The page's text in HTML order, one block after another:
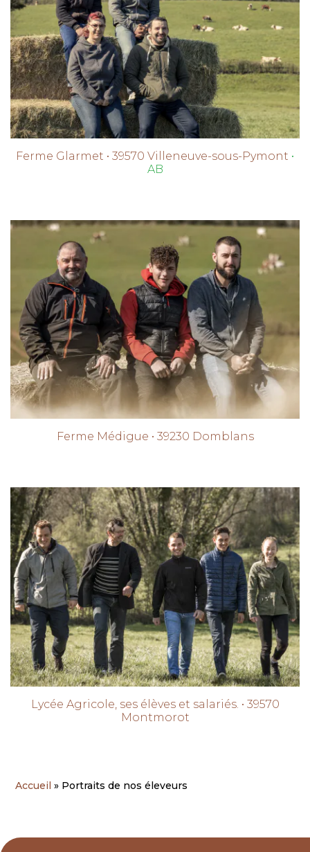
Ferme Glarmet • 39570 Villeneuve-sous-Pymont •
AB
Ferme Médigue • 39230 Domblans
Lycée Agricole, ses élèves et salariés. • 39570
Montmorot
Accueil » Portraits de nos éleveurs